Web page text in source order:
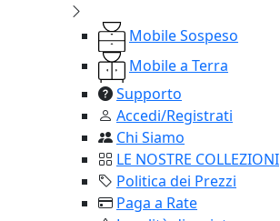
Mobile Sospeso
Mobile a Terra
Supporto
Accedi/Registrati
Chi Siamo
LE NOSTRE COLLEZIONI
Politica dei Prezzi
Paga a Rate